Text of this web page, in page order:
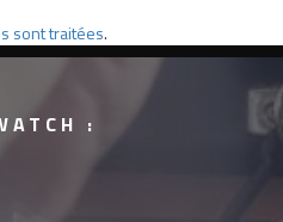
sont traitées.
: